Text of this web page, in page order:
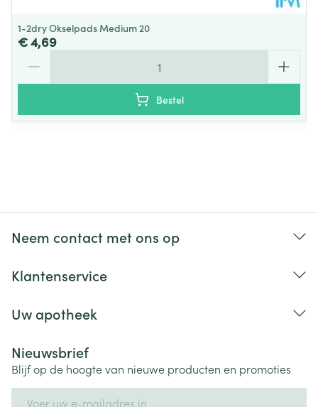
1-2dry Okselpads Medium 20
€ 4,69
Bestel
Neem contact met ons op
Klantenservice
Uw apotheek
Nieuwsbrief
Blijf op de hoogte van nieuwe producten en promoties